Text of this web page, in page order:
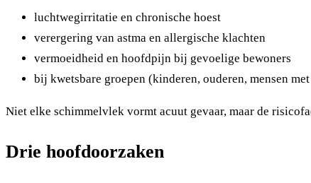
luchtwegirritatie en chronische hoest
verergering van astma en allergische klachten
vermoeidheid en hoofdpijn bij gevoelige bewoners
bij kwetsbare groepen (kinderen, ouderen, mensen
Niet elke schimmelvlek vormt acuut gevaar, maar de
Drie hoofdoorzaken